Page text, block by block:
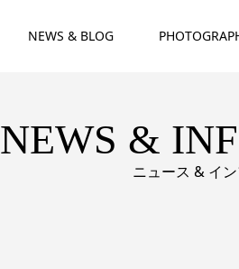
NEWS & BLOG
NEWS &
ニュース & イ